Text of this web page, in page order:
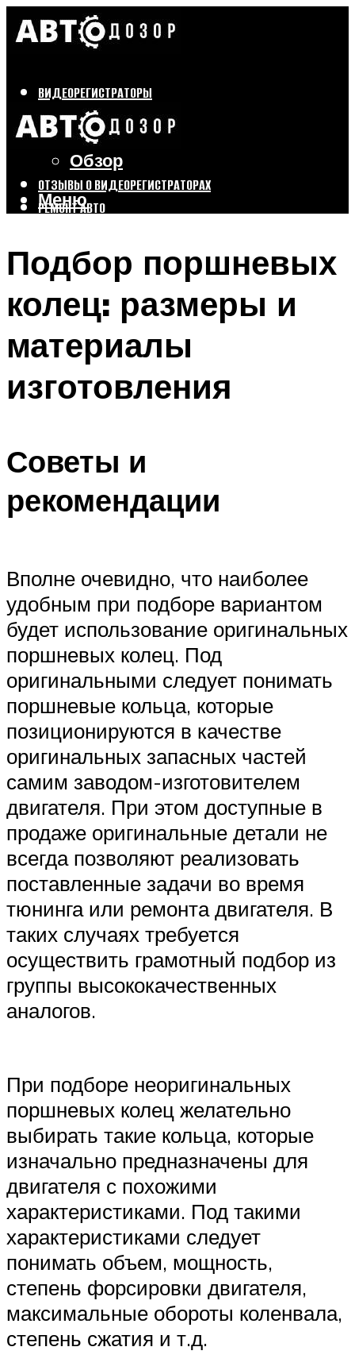
ВИДЕОРЕГИСТРАТОРЫ
Бренды
Выбор
Обзор
ОТЗЫВЫ О ВИДЕОРЕГИСТРАТОРАХ
РЕМОНТ АВТО
Меню
Меню
Подбор поршневых
колец: размеры и
материалы
изготовления
Советы и
рекомендации
Вполне очевидно, что наиболее
удобным при подборе вариантом
будет использование оригинальных
поршневых колец. Под
оригинальными следует понимать
поршневые кольца, которые
позиционируются в качестве
оригинальных запасных частей
самим заводом-изготовителем
двигателя. При этом доступные в
продаже оригинальные детали не
всегда позволяют реализовать
поставленные задачи во время
тюнинга или ремонта двигателя. В
таких случаях требуется
осуществить грамотный подбор из
группы высококачественных
аналогов.
При подборе неоригинальных
поршневых колец желательно
выбирать такие кольца, которые
изначально предназначены для
двигателя с похожими
характеристиками. Под такими
характеристиками следует
понимать объем, мощность,
степень форсировки двигателя,
максимальные обороты коленвала,
степень сжатия и т.д.